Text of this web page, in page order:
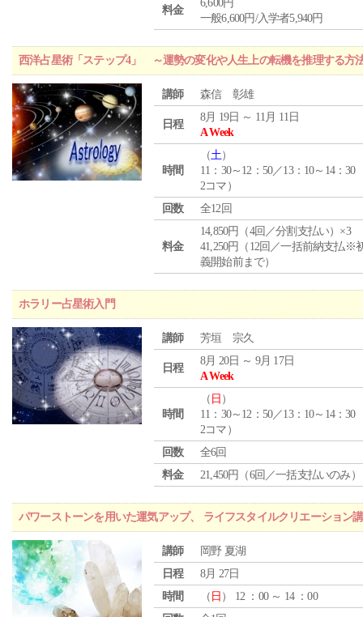
料金
6,600円
一般6,600円/入学者5,940円
西洋占星術「ステップ4」 ～運勢の変化や人生上の転機を推理する方
講師 森信 彰雄
日程
8月 19日 ～ 11月 11日
A Week
時間
（土）
11：30～12：50／13：10～14：30
2コマ）
回数
全12回
料金
14,850円（4回／分割支払い）×3
41,250円（12回／一括前納支払※
義開始前まで）
ホラリー占星術入門
講師 芳垣 宗久
日程
8月 20日 ～ 9月 17日
A Week
時間
（ 日 ）
11：30～12：50／13：10～14：30
2コマ）
回数
全6回
料金
21,450円（6回／一括支払いのみ）
パワーストーンを用いた運気アップ、 ライフスタイルクリエーション
講師
岡野 夏湖
日程
8月 27日
時間
（ 日 ） 12 ：00 ～ 14 ：00